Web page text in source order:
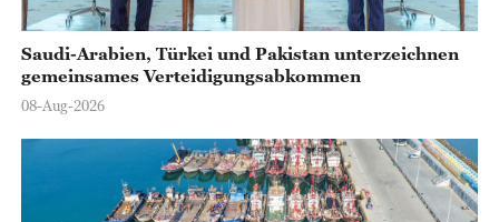
Saudi-Arabien, Türkei und Pakistan unterzeichnen
gemeinsames Verteidigungsabkommen
08-Aug-2026